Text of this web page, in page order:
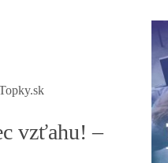
vzťahu! –